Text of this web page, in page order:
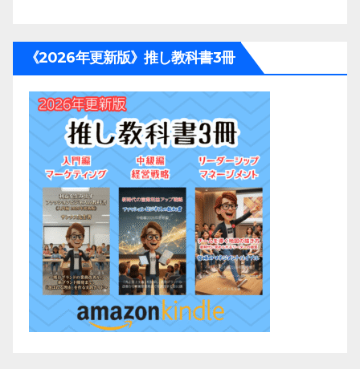
《2026年更新版》推し教科書3冊